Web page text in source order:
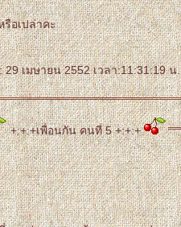
รือเปล่าคะ
เมษายน 2552 เวลา:11:31:19 น.
+:+:+เพื่อนกัน คนที่ 5 +:+:+